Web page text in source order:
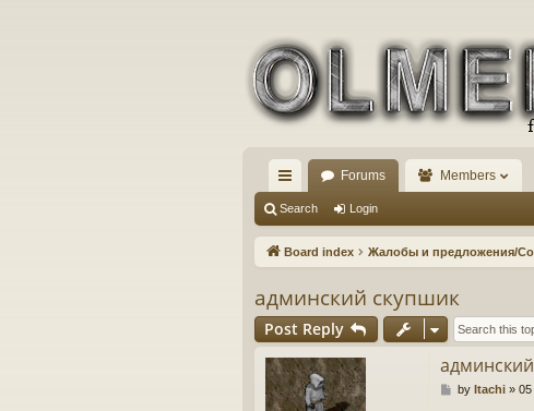
ui
ck
ks
Forums Members
Search Login
Board index Жалобы и предложения/
админский скупшик
Post Reply
Pby Itachi» 05